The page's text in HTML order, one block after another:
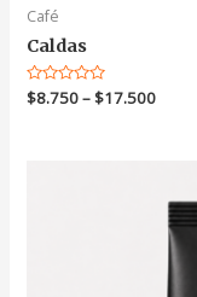
Café
Caldas
Valorado
en
$8.750–$17.500